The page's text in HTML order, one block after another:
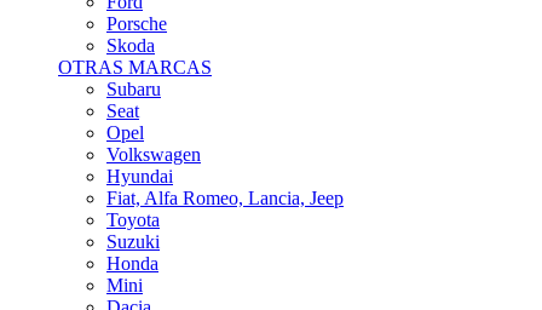
Skoda
OTRAS MARCAS
Subaru
Seat
Opel
Volkswagen
Hyundai
Fiat, Alfa Romeo, Lancia, Jeep
Toyota
Suzuki
Honda
Mini
Dacia
Audi